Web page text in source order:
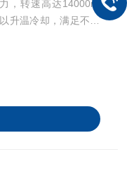
，转速高达14000rp
升温冷却，满足不同